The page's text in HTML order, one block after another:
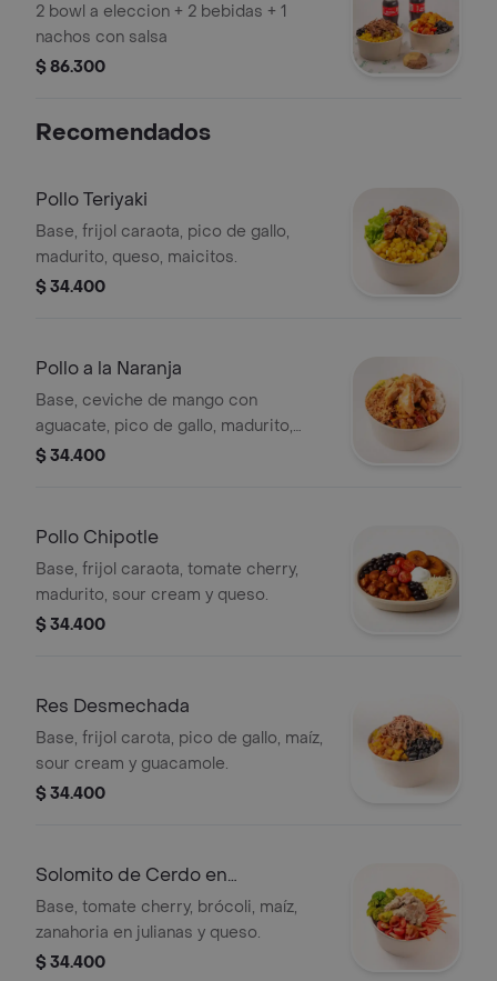
2 bowl a eleccion + 2 bebidas + 1
nachos con salsa
$ 86.300
Recomendados
Pollo Teriyaki
Base, frijol caraota, pico de gallo,
madurito, queso, maicitos.
$ 34.400
Pollo a la Naranja
Base, ceviche de mango con
aguacate, pico de gallo, madurito,
cebolla crocante y queso.
$ 34.400
Pollo Chipotle
Base, frijol caraota, tomate cherry,
madurito, sour cream y queso.
$ 34.400
Res Desmechada
Base, frijol carota, pico de gallo, maíz,
sour cream y guacamole.
$ 34.400
Solomito de Cerdo en
Champiñones
Base, tomate cherry, brócoli, maíz,
zanahoria en julianas y queso.
$ 34.400